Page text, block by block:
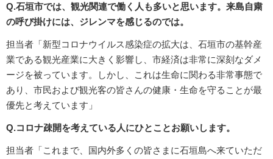
Q.石垣市では、観光関連で働く人も多いと思います。来島自粛
の呼び掛けには、ジレンマを感じるのでは。
担当者「新型コロナウイルス感染症の拡大は、石垣市の基幹産
業である観光産業に大きく影響し、市経済は非常に深刻なダメ
ージを被っています。しかし、これは生命に関わる非常事態で
あり、市民および観光客の皆さんの健康・生命を守ることが最
優先と考えています」
Q.コロナ疎開を考えている人にひとことお願いします。
担当者「これまで、国内外多くの皆さまに石垣島へ来ていただ